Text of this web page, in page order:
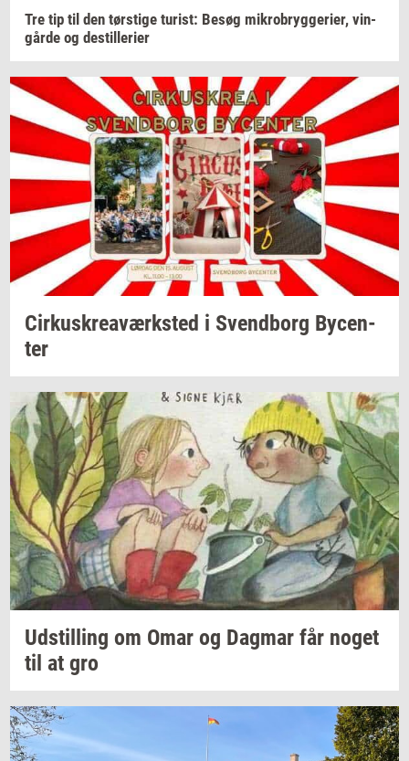
Tre tip til den tørsti­ge turist: Besøg mi­kro­bryg­ge­ri­er, vin­
går­de og destil­le­ri­er
Cir­kuskrea­værk­sted i Svend­borg By­cen­
ter
Ud­stil­ling om Omar og Dag­mar får noget
til at gro